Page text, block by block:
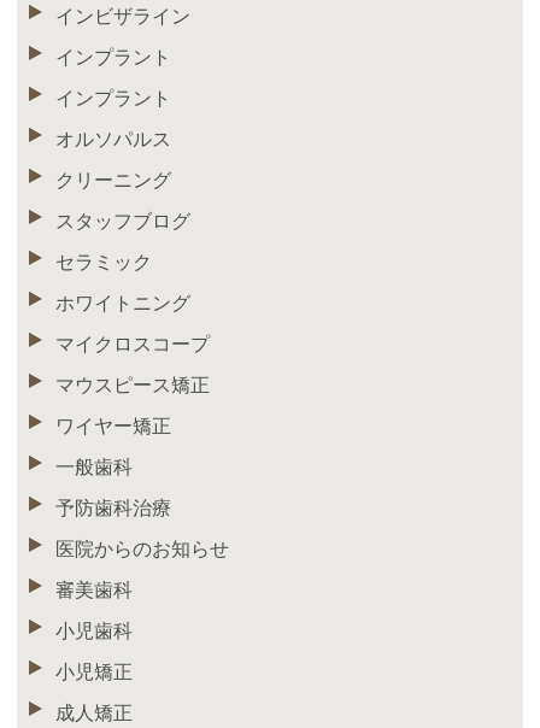
インビザライン
インプラント
インプラント
オルソパルス
クリーニング
スタッフブログ
セラミック
ホワイトニング
マイクロスコープ
マウスピース矯正
ワイヤー矯正
一般歯科
予防歯科治療
医院からのお知らせ
審美歯科
小児歯科
小児矯正
成人矯正